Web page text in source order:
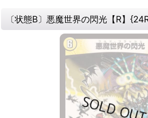
〔状態B〕悪魔世界の閃光【R】